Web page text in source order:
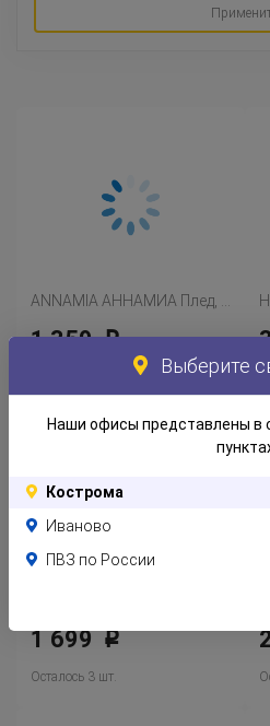
1 359Р
1 699Р
Осталось 3 шт.
Выберите
Наши офисы представлены в
Кострома
Иваново
ПВЗ по России